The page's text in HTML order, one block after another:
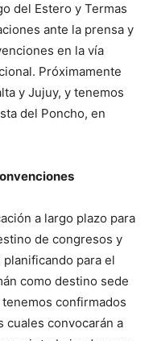
del Estero y Termas
ante la prensa y
en la vía
Próximamente
y Jujuy, y tenemos
del Poncho, en
a largo plazo para
de congresos y
para el
como destino sede
confirmados
cuales convocarán a